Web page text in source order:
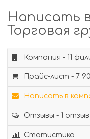
Написать
Торговая
Компания - 11
Прайс-лист - 7
Написать в
Отзывы - 1 отзыв
Статистика